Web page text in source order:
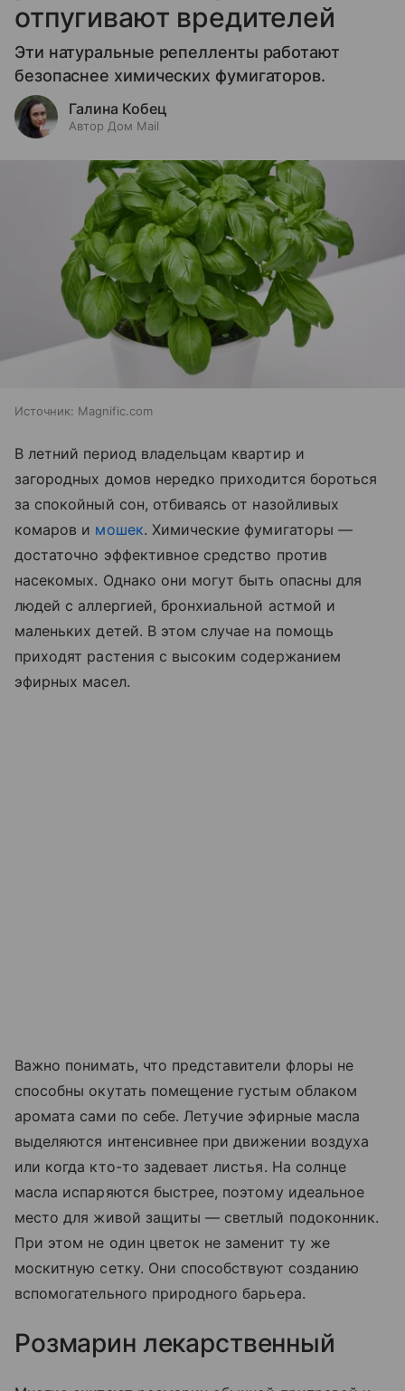
отпугивают вредителей
Эти натуральные репелленты работают
безопаснее химических фумигаторов.
Галина Кобец
Автор Дом Mail
Источник: Magnific.com
В летний период владельцам квартир и
загородных домов нередко приходится бороться
за спокойный сон, отбиваясь от назойливых
комаров и мошек. Химические фумигаторы —
достаточно эффективное средство против
насекомых. Однако они могут быть опасны для
людей с аллергией, бронхиальной астмой и
маленьких детей. В этом случае на помощь
приходят растения с высоким содержанием
эфирных масел.
Важно понимать, что представители флоры не
способны окутать помещение густым облаком
аромата сами по себе. Летучие эфирные масла
выделяются интенсивнее при движении воздуха
или когда кто-то задевает листья. На солнце
масла испаряются быстрее, поэтому идеальное
место для живой защиты — светлый подоконник.
При этом не один цветок не заменит ту же
москитную сетку. Они способствуют созданию
вспомогательного природного барьера.
Розмарин лекарственный